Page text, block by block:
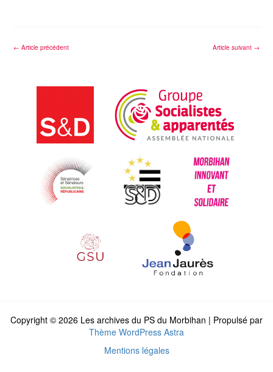
← Article précédent Article suivant →
Copyright © 2026 Les archives du PS du Morbihan | Propulsé par
Thème WordPress Astra
Mentions légales